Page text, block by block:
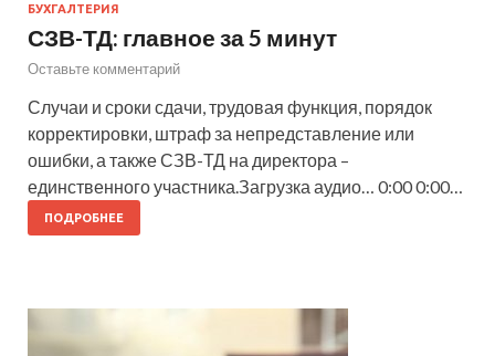
БУХГАЛТЕРИЯ
СЗВ-ТД: главное за 5 минут
Оставьте комментарий
Случаи и сроки сдачи, трудовая функция, порядок
корректировки, штраф за непредставление или
ошибки, а также СЗВ-ТД на директора –
единственного участника.Загрузка аудио… 0:00 0:00…
ПОДРОБНЕЕ